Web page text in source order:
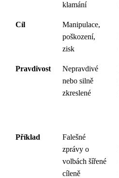
klamání
Cíl
Manipulace,
poškození,
zisk
Pravdivost
Nepravdivé
nebo silně
zkreslené
Příklad
Falešné
zprávy o
volbách šířené
cíleně